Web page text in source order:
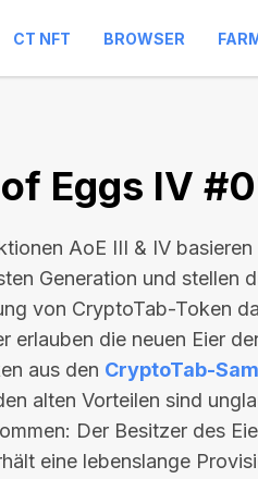
CT NFT BROWSER
Eggs IV
AoE III & IV
Generation und stellen
von CryptoTab-Token
erlauben die neuen Eier
aus den CryptoTab-
alten Vorteilen sind
Der Besitzer des
eine lebenslange